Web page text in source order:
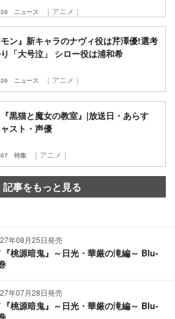
ニュース ｜アニメ｜
モン』新キャラのナヴィ役は芹澤優!選考
「大号泣」 シロー役は浦和希
ニュース ｜アニメ｜
黒猫と魔女の教室』|放送日・あらす
スト・声優
特集 ｜アニメ｜
記事をもっと見る
年08月25日発売
桃源暗鬼』～日光・華厳の滝編～ Blu-
年07月28日発売
桃源暗鬼』～日光・華厳の滝編～ Blu-